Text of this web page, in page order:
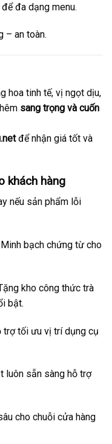
đa dạng menu.
– an toàn.
hoa tinh tế, vị ngọt dịu,
sang trọng và cuốn
để nhận giá tốt và
khách hàng
nếu sản phẩm lỗi
bạch chứng từ cho
kho công thức trà
bật.
tối ưu vị trí dụng cụ
luôn sẵn sàng hỗ trợ
cho chuỗi cửa hàng